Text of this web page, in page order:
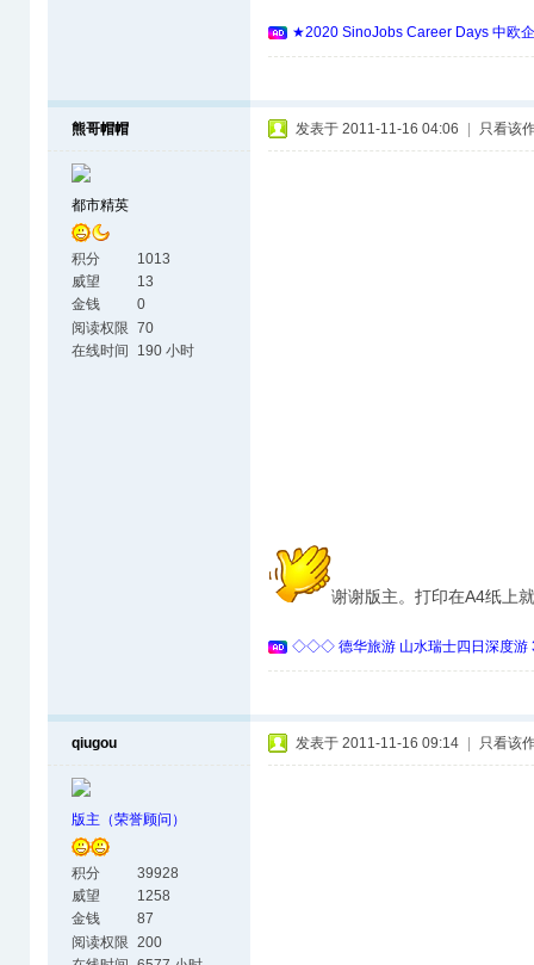
★2020 SinoJobs Career Days 中欧
熊哥帽帽
都市精英
积分
1013
威望
13
金钱
0
阅读权限 70
在线时间
190 小时
发表于 2011-11-16 04:06 只看该
谢谢版主。打印在A4纸上
◇◇◇ 德华旅游 山水瑞士四日深度
qiugou
版主（荣誉顾问）
积分
39928
威望
1258
金钱
87
阅读权限 200
发表于 2011-11-16 09:14 只看该